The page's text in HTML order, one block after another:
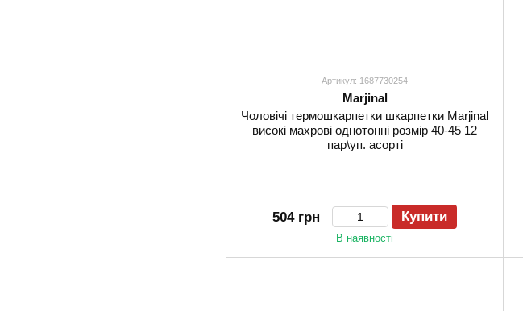
Артикул: 1687730254
Marjinal
Чоловічі термошкарпетки шкарпетки Marjinal
високі махрові однотонні розмір 40-45 12
пар\уп. асорті
504 грн Купити
В наявності